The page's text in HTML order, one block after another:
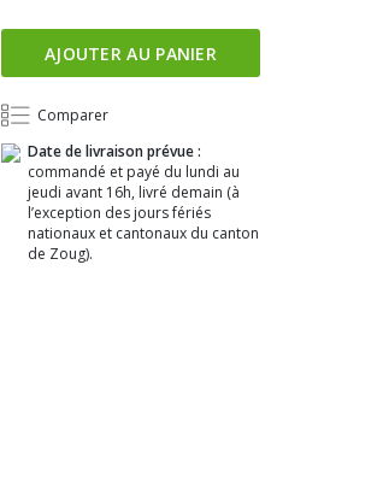
AJOUTER AU PANIER
Comparer
Date de livraison prévue :
commandé et payé du lundi au
jeudi avant 16h, livré demain (à
l’exception des jours fériés
nationaux et cantonaux du canton
de Zoug).